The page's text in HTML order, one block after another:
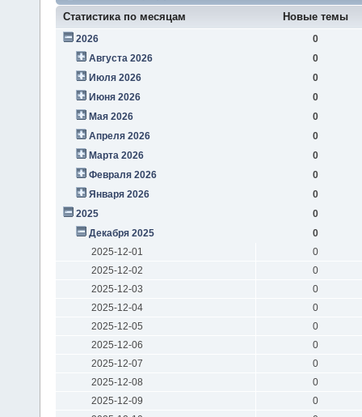
Статистика по месяцам Новые темы
2026
0
Августа 2026
0
Июля 2026
0
Июня 2026
0
Мая 2026
0
Апреля 2026
0
Марта 2026
0
Февраля 2026
0
Января 2026
0
2025
0
Декабря 2025
0
2025-12-01
0
2025-12-02
0
2025-12-03
0
2025-12-04
0
2025-12-05
0
2025-12-06
0
2025-12-07
0
2025-12-08
0
2025-12-09
0